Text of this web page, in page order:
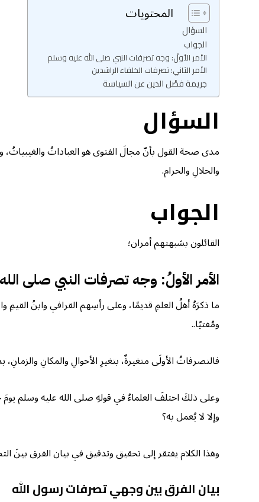
المحتويات
السؤال
الجواب
الأمر الأولُ: وجه تصرفات النبي صلى الله عليه وسلم
الأمر الثاني: تصرفات الخلفاء الراشدين
جريمة فصْل الدين عن السياسة
السؤال
مدى صحة القول بأنّ مجالَ الفتوى هو العباداتُ والغيبياتُ،
والحلالِ والحرام.
الجواب
القائلون بشبهتهم أمران؛
الأمر الأولُ: وجه تصرفات النبي صلى
ما ذكرَهُ أهلُ العلمِ قديمًا، وعلى رأسِهم القرافي وابنُ
ومُفتيًا..
فالتصرفاتُ الأولَى متغيرةٌ، بتغيرِ الأحوالِ والمكانِ
وعلى ذلكَ اختلفَ العلماءُ في قولهِ صلى الله عليه وسلم
وإلا لا يُعمل به؟
وهذا الكلام يفتقر إلى تحقيق وتدقيق في بيان الفرق بينَ
بيان الفرق بين وجهي تصرفات رسول الله